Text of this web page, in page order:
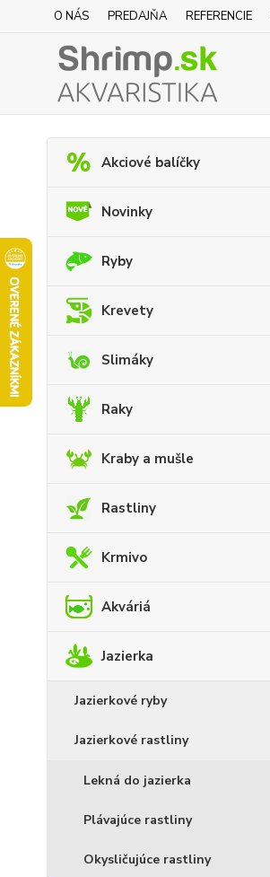
O NÁS PREDAJŇA REFERENCIE
Akciové balíčky
Novinky
Ryby
Krevety
Slimáky
Raky
Kraby a mušle
Rastliny
Krmivo
Akváriá
Jazierka
Jazierkové ryby
Jazierkové rastliny
Lekná do jazierka
Plávajúce rastliny
Okysličujúce rastliny